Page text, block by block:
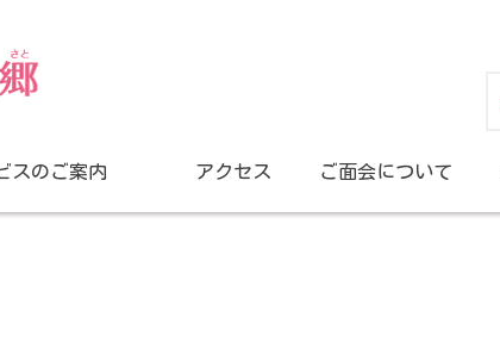
スのご案内 アクセス ご面会について